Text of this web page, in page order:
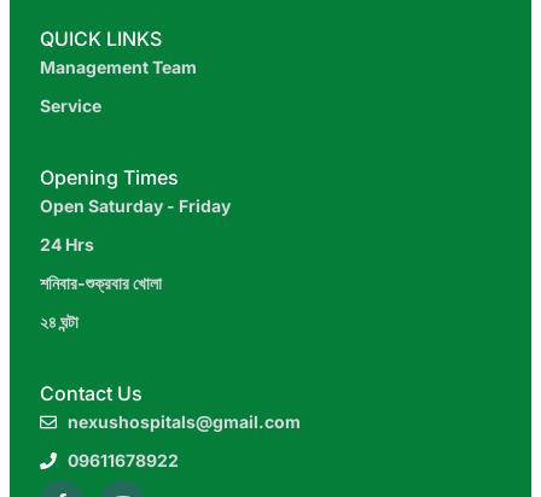
QUICK LINKS
Management Team
Service
Opening Times
Open Saturday - Friday
24 Hrs
শনিবার-শুক্রবার খোলা
২৪ ঘন্টা
Contact Us
nexushospitals@gmail.com
09611678922